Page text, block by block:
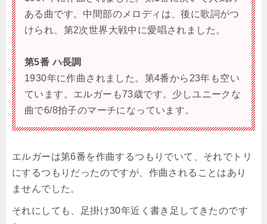
ある曲です。中間部のメロディは、後に歌詞がつ
けられ、第2次世界大戦中に愛唱されました。
第5番 ハ長調
1930年に作曲されました。第4番から23年も空い
ています。エルガーも73歳です。少しユニークな
曲で6/8拍子のマーチになっています。
エルガーは第6番を作曲するつもりでいて、それでトリ
にするつもりだったのですが、作曲されることはあり
ませんでした。
それにしても、足掛け30年近く書き足してきたのです